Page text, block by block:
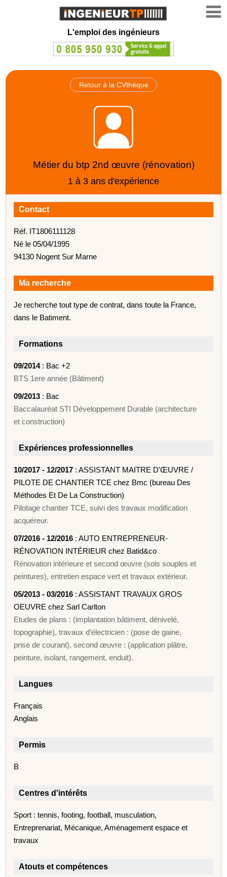
L'emploi des ingénieurs
Retour à la CVthèque
Métier du btp 2nd œuvre (rénovation)
1 à 3 ans d'expérience
Contact
Réf. IT1806111128
Né le 05/04/1995
94130 Nogent Sur Marne
Ma recherche
Je recherche tout type de contrat, dans toute la France,
dans le Batiment.
Formations
09/2014: Bac +2
BTS 1ere année (Bâtiment)
09/2013 : Bac
Baccalauréat STI Développement Durable (architecture
et construction)
Expériences professionnelles
10/2017 - 12/2017 : ASSISTANT MAITRE D'ŒUVRE /
PILOTE DE CHANTIER TCE chez Bmc (bureau Des
Méthodes Et De La Construction)
Pilotage chantier TCE, suivi des travaux modification
acquéreur.
07/2016 - 12/2016 : AUTO ENTREPRENEUR-
RÉNOVATION INTÉRIEUR chez Batid&co
Rénovation intérieure et second œuvre (sols souples et
peintures), entretien espace vert et travaux extérieur.
05/2013 - 03/2016 : ASSISTANT TRAVAUX GROS
OEUVRE chez Sarl Carlton
Etudes de plans : (implantation bâtiment, dénivelé,
topographie), travaux d’électricien : (pose de gaine,
prise de courant), second œuvre : (application plâtre,
peinture, isolant, rangement, enduit).
Langues
Français
Anglais
Permis
B
Centres d'intérêts
Sport : tennis, footing, football, musculation,
Entreprenariat, Mécanique, Aménagement espace et
travaux
Atouts et compétences